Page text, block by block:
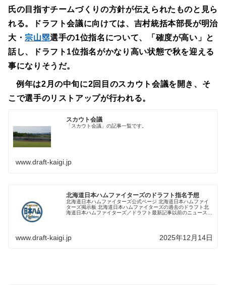
氏の目指すチームづくりの方針が伝えられたものと見ら
れる。ドラフト会議に向けては、吉村統括本部長が明治
大・ 宗山塁選手の1位指名について、「確度が高い」と
話し、ドラフト1位指名がかなり高い状態で秋を迎える
事になりそうだ。
例年は2月の中旬に2回目のスカウト会議を開き、そ
こで選手のリストアップが行われる。
スカウト会議
「スカウト会議」の記事一覧です。
www.draft-kaigi.jp
北海道日本ハムファイターズのドラフト指名予想
北海道日本ハムファイターズ公式ページ 北海道日本ハムファイ
ターズ掲示板 北海道日本ハムファイターズの過去のドラフト北
海道日本ハムファイターズ／ドラフト最新記事以前のニュースは
www.draft-kaigi.jp 2025年12月14日